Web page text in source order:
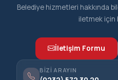
Belediye hizmetleri hakkında
iletmek için
İletişim Formu
BIZI ARAYIN